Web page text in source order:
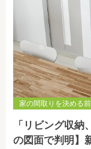
家の間取りを決める
「リビング収
の図面で判明】